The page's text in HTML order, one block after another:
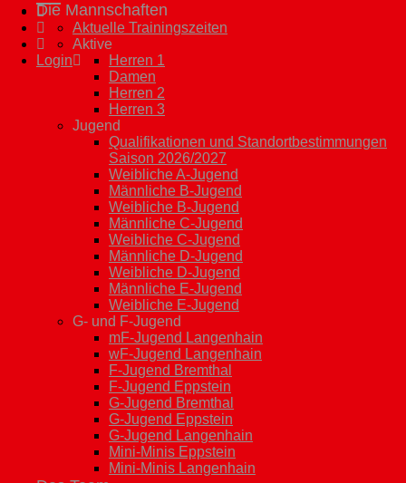
Login
Die Mannschaften
Aktuelle Trainingszeiten
Aktive
Herren 1
Damen
Herren 2
Herren 3
Jugend
Qualifikationen und Standortbestimmungen
Saison 2026/2027
Weibliche A-Jugend
Männliche B-Jugend
Weibliche B-Jugend
Männliche C-Jugend
Weibliche C-Jugend
Männliche D-Jugend
Weibliche D-Jugend
Männliche E-Jugend
Weibliche E-Jugend
G- und F-Jugend
mF-Jugend Langenhain
wF-Jugend Langenhain
F-Jugend Bremthal
F-Jugend Eppstein
G-Jugend Bremthal
G-Jugend Eppstein
G-Jugend Langenhain
Mini-Minis Eppstein
Mini-Minis Langenhain